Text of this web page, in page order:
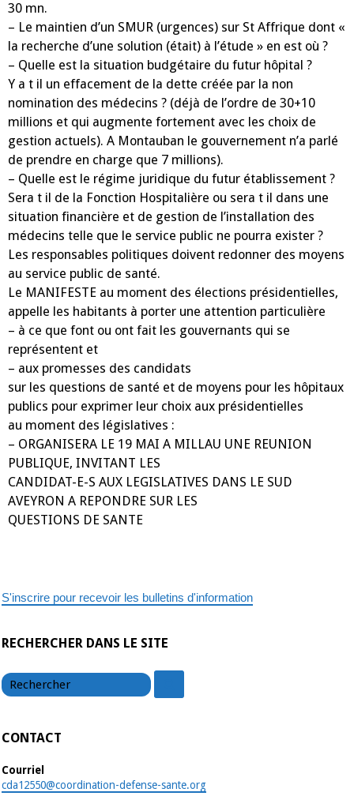
30 mn.
– Le maintien d’un SMUR (urgences) sur St Affrique dont «
la recherche d’une solution (était) à l’étude » en est où ?
– Quelle est la situation budgétaire du futur hôpital ?
Y a t il un effacement de la dette créée par la non
nomination des médecins ? (déjà de l’ordre de 30+10
millions et qui augmente fortement avec les choix de
gestion actuels). A Montauban le gouvernement n’a parlé
de prendre en charge que 7 millions).
– Quelle est le régime juridique du futur établissement ?
Sera t il de la Fonction Hospitalière ou sera t il dans une
situation financière et de gestion de l’installation des
médecins telle que le service public ne pourra exister ?
Les responsables politiques doivent redonner des moyens
au service public de santé.
Le MANIFESTE au moment des élections présidentielles,
appelle les habitants à porter une attention particulière
– à ce que font ou ont fait les gouvernants qui se
représentent et
– aux promesses des candidats
sur les questions de santé et de moyens pour les hôpitaux
publics pour exprimer leur choix aux présidentielles
au moment des législatives :
– ORGANISERA LE 19 MAI A MILLAU UNE REUNION
PUBLIQUE, INVITANT LES
CANDIDAT-E-S AUX LEGISLATIVES DANS LE SUD
AVEYRON A REPONDRE SUR LES
QUESTIONS DE SANTE
S'inscrire pour recevoir les bulletins d'information
RECHERCHER DANS LE SITE
CONTACT
Courriel
cda12550@coordination-defense-sante.org